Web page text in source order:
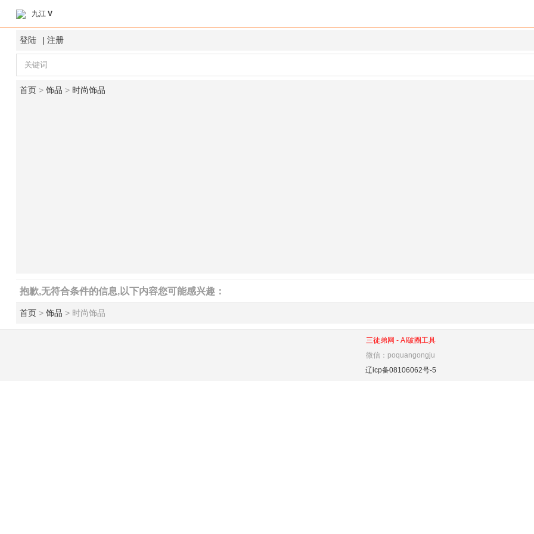
九江 V
登陆 | 注册
首页> 饰品 > 时尚饰品
抱歉,无符合条件的信息,以下内容您可能感兴趣：
首页> 饰品 > 时尚饰品
三徒弟网 - AI破圈工具
微信：poquangongju
辽icp备08106062号-5